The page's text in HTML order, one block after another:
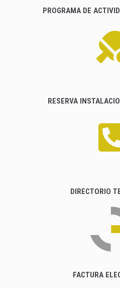
PROGRAMA DE
RESERVA
DIRECTORIO
FACTURA